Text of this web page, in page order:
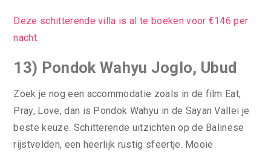
Deze schitterende villa is al te boeken voor €146 per
nacht.
13) Pondok Wahyu Joglo, Ubud
Zoek je nog een accommodatie zoals in de film Eat,
Pray, Love, dan is Pondok Wahyu in de Sayan Vallei je
beste keuze. Schitterende uitzichten op de Balinese
rijstvelden, een heerlijk rustig sfeertje. Mooie